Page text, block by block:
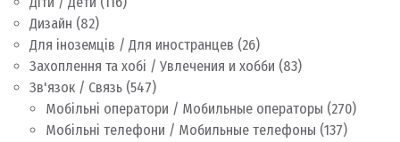
Дизайн (82)
Для іноземців / Для иностранцев (26)
Захоплення та хобі / Увлечения и хобби (83)
Зв'язок / Связь (547)
Мобільні оператори / Мобильные операторы (270)
Мобільні телефони / Мобильные телефоны (137)